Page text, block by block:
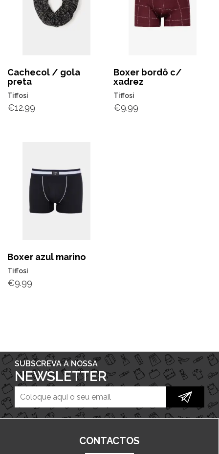
Cachecol / gola
preta
Tiffosi
€12.99
Boxer bordô c/
xadrez
Tiffosi
€9.99
Boxer azul marino
Tiffosi
€9.99
SUBSCREVA A NOSSA
NEWSLETTER
CONTACTOS